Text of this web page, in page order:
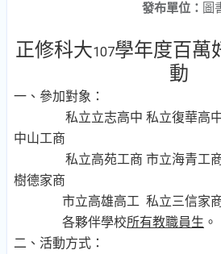
發布單位： 圖
正修科大107學年度百萬
動
一 、 參加對象：
私立立志高中 私立復華高
中山工商
私立高苑工商 市立海青工
樹德家商
市立高雄高工 私立三信家
各夥伴學校所有教職員生 。
二 、 活動方式：